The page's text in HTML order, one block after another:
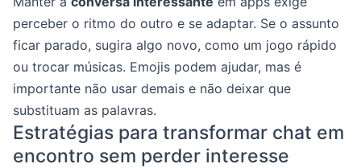
perceber o ritmo do outro e se adaptar. Se o assunto
ficar parado, sugira algo novo, como um jogo rápido
ou trocar músicas. Emojis podem ajudar, mas é
importante não usar demais e não deixar que
substituam as palavras.
Estratégias para transformar chat em
encontro sem perder interesse